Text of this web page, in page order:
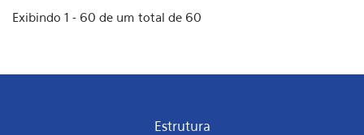
Exibindo 1 - 60 de um total de 60
Estrutura